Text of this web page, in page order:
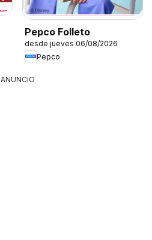
Pepco Folleto
desde jueves 06/08/2026
Pepco
ANUNCIO